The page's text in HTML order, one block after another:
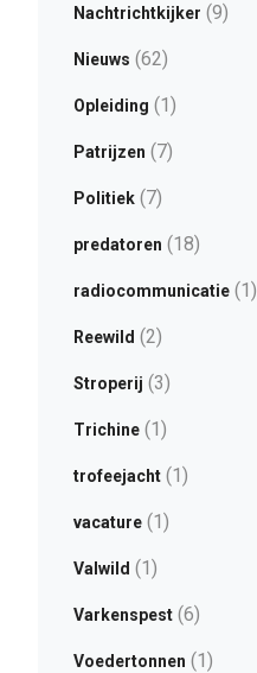
Nachtrichtkijker (9)
Nieuws (62)
Opleiding (1)
Patrijzen (7)
Politiek(7)
predatoren (18)
radiocommunicatie(1)
Reewild (2)
Stroperij (3)
Trichine(1)
trofeejacht(1)
vacature(1)
Valwild (1)
Varkenspest(6)
Voedertonnen (1)